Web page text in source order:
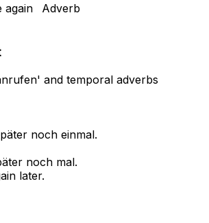
again
Adverb
and temporal adverbs
noch einmal.
noch mal.
later.